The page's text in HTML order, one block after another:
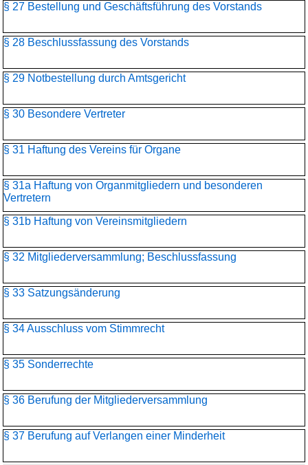
§ 27 Bestellung und Geschäftsführung des Vorstands
§ 28 Beschlussfassung des Vorstands
§ 29 Notbestellung durch Amtsgericht
§ 30 Besondere Vertreter
§ 31 Haftung des Vereins für Organe
§ 31a Haftung von Organmitgliedern und besonderen
Vertretern
§ 31b Haftung von Vereinsmitgliedern
§ 32 Mitgliederversammlung; Beschlussfassung
§ 33 Satzungsänderung
§ 34 Ausschluss vom Stimmrecht
§ 35 Sonderrechte
§ 36 Berufung der Mitgliederversammlung
§ 37 Berufung auf Verlangen einer Minderheit